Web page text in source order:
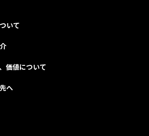
いて
価値について
へ